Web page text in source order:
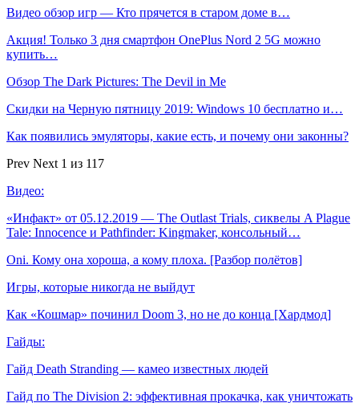
Видео обзор игр — Кто прячется в старом доме в…
Акция! Только 3 дня смартфон OnePlus Nord 2 5G можно
купить…
Обзор The Dark Pictures: The Devil in Me
Скидки на Черную пятницу 2019: Windows 10 бесплатно и…
Как появились эмуляторы, какие есть, и почему они законны?
Prev Next 1 из 117
Видео:
«Инфакт» от 05.12.2019 — The Outlast Trials, сиквелы A Plague
Tale: Innocence и Pathfinder: Kingmaker, консольный…
Oni. Кому она хороша, а кому плоха. [Разбор полётов]
Игры, которые никогда не выйдут
Как «Кошмар» починил Doom 3, но не до конца [Хардмод]
Гайды:
Гайд Death Stranding — камео известных людей
Гайд по The Division 2: эффективная прокачка, как уничтожать